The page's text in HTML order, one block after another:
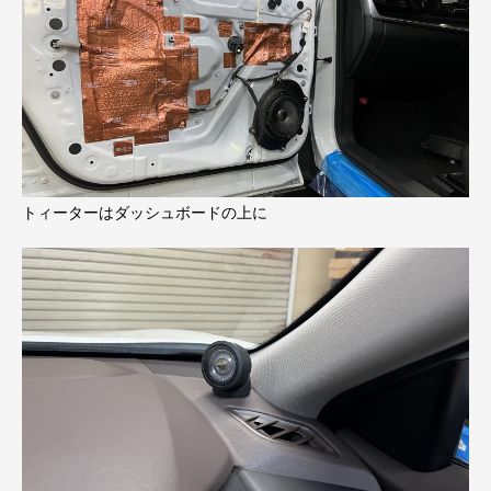
トィーターはダッシュボードの上に